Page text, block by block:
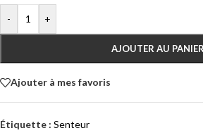
- +
AJOUTER AU PANIER
Ajouter à mes favoris
Étiquette : Senteur